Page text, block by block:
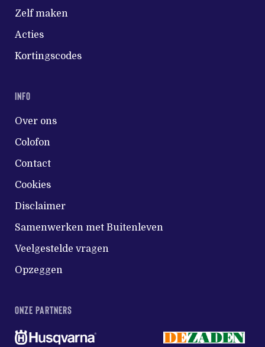
Zelf maken
Acties
Kortingscodes
INFO
Over ons
Colofon
Contact
Cookies
Disclaimer
Samenwerken met Buitenleven
Veelgestelde vragen
Opzeggen
ONZE PARTNERS